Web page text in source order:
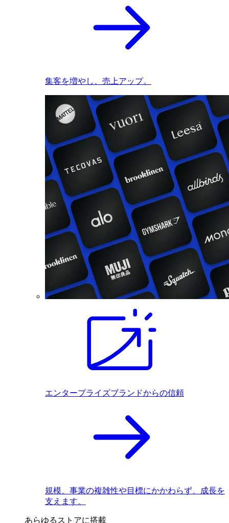
集客を増やし、売上アップ。
エンタープライズブランドからの信頼
規模、事業の複雑性や目標にかかわらず、成長を
支えます。
あらゆるストアに搭載